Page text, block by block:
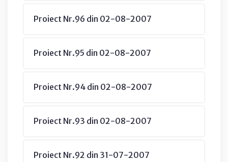
Proiect Nr.96 din 02-08-2007
Proiect Nr.95 din 02-08-2007
Proiect Nr.94 din 02-08-2007
Proiect Nr.93 din 02-08-2007
Proiect Nr.92 din 31-07-2007